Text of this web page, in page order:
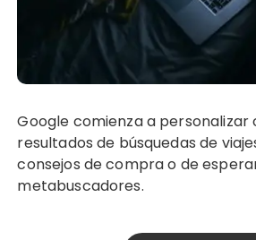
Google comienza a personalizar cada vez más los
resultados de búsquedas de
consejos de compra o de
metabuscadores.